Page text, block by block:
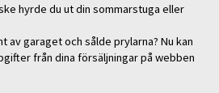
hyrde du ut din sommarstuga eller
av garaget och sålde prylarna? Nu kan
från dina försäljningar på webben